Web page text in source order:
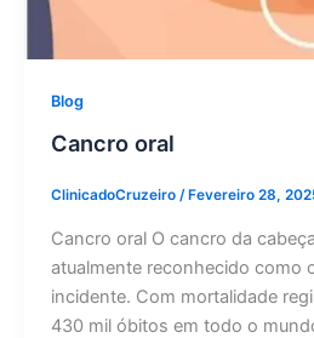
Blog
Cancro oral
ClinicadoCruzeiro / Fevereiro 28,
Cancro oral O cancro da
atualmente reconhecido como
incidente. Com mortalidade
430 mil óbitos em todo o